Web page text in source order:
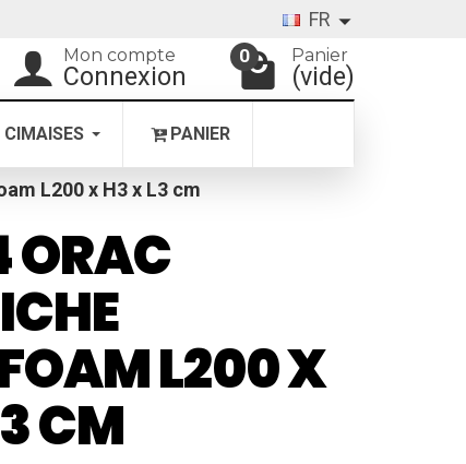
FR
Mon compte
Connexion
0 Panier
(vide)
CIMAISES PANIER
L200 x H3 x L3 cm
ORAC
L200 X
CM